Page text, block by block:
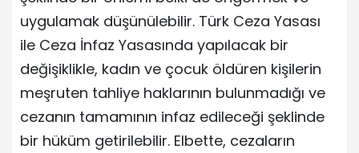
uygulamak düşünülebilir. Türk Ceza Yasası
ile Ceza İnfaz Yasasında yapılacak bir
değişiklikle, kadın ve çocuk öldüren kişilerin
meşruten tahliye haklarının bulunmadığı ve
cezanın tamamının infaz edileceği şeklinde
bir hüküm getirilebilir. Elbette, cezaların